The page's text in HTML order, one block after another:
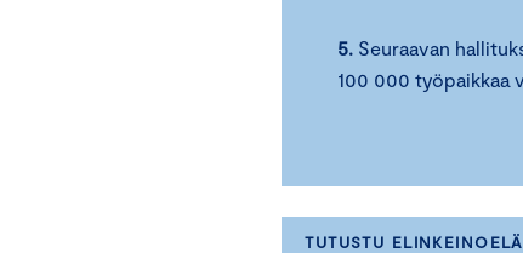
5. Seuraavan
100 000 työpaikkaa
TUTUSTU